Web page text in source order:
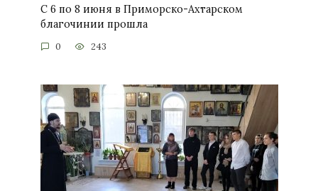
С 6 по 8 июня в Приморско-Ахтарском
благочинии прошла
0 243